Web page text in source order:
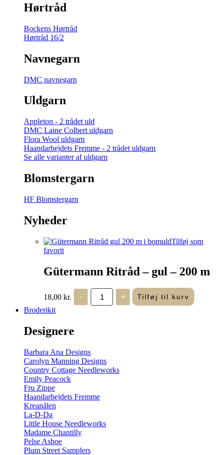
Hørtråd
Bockens Hørtråd
Hørtråd 16/2
Navnegarn
DMC navnegarn
Uldgarn
Appleton - 2 trådet uld
DMC Laine Colbert uldgarn
Flora Wool uldgarn
Haandarbejdets Fremme - 2 trådet uldgarn
Se alle varianter af uldgarn
Blomstergarn
HF Blomstergarn
Nyheder
Tilføj som
favorit
Gütermann Ritråd – gul – 200 m
18,00 kr. -
Gütermann
Ritråd
-
+ Tilføj til kurv
Broderikit
Designere
Barbara Ana Designs
Carolyn Manning Designs
Country Cottage Needleworks
Emily Peacock
Fru Zippe
Haandarbejdets Fremme
Kreanålen
La-D-Da
Little House Needleworks
Madame Chantilly
Pelse Asboe
Plum Street Samplers